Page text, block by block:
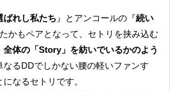
ばれし私たち 』とアンコールの『続い
かもペアとなって、セトリを挟み込む
全体の 「Story」を紡いでいるかのよう
なるDDでしかない腰の軽いファンす
なるセトリです。